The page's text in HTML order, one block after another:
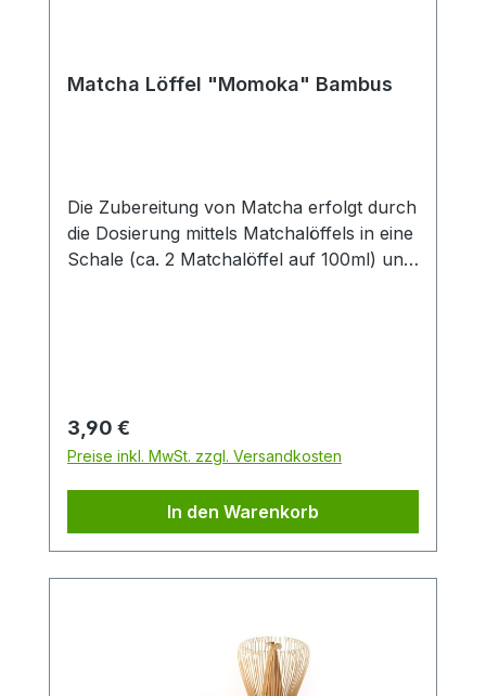
Matcha Löffel "Momoka" Bambus
Die Zubereitung von Matcha erfolgt durch
die Dosierung mittels Matchalöffels in eine
Schale (ca. 2 Matchalöffel auf 100ml) und
schnell nachwachsender Rohstoff.
Regulärer Preis:
3,90 €
Preise inkl. MwSt. zzgl. Versandkosten
In den Warenkorb